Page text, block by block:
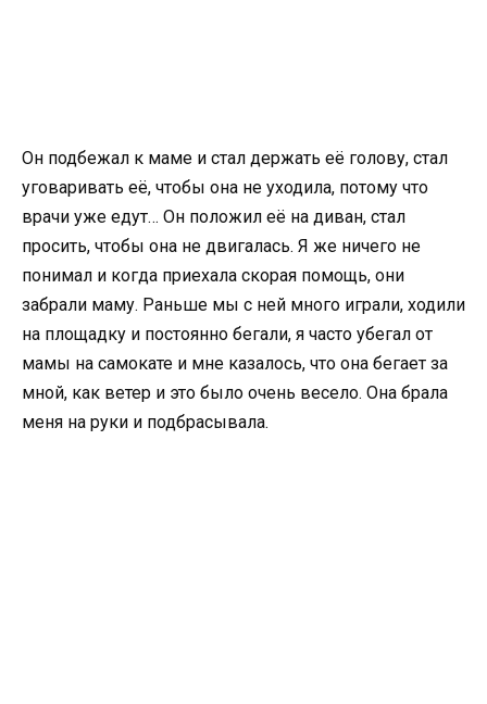
Он подбежал к маме и стал держать её голову, стал
уговаривать её, чтобы она не уходила, потому что
врачи уже едут… Он положил её на диван, стал
просить, чтобы она не двигалась. Я же ничего не
понимал и когда приехала скорая помощь, они
забрали маму. Раньше мы с ней много играли, ходили
на площадку и постоянно бегали, я часто убегал от
мамы на самокате и мне казалось, что она бегает за
мной, как ветер и это было очень весело. Она брала
меня на руки и подбрасывала.